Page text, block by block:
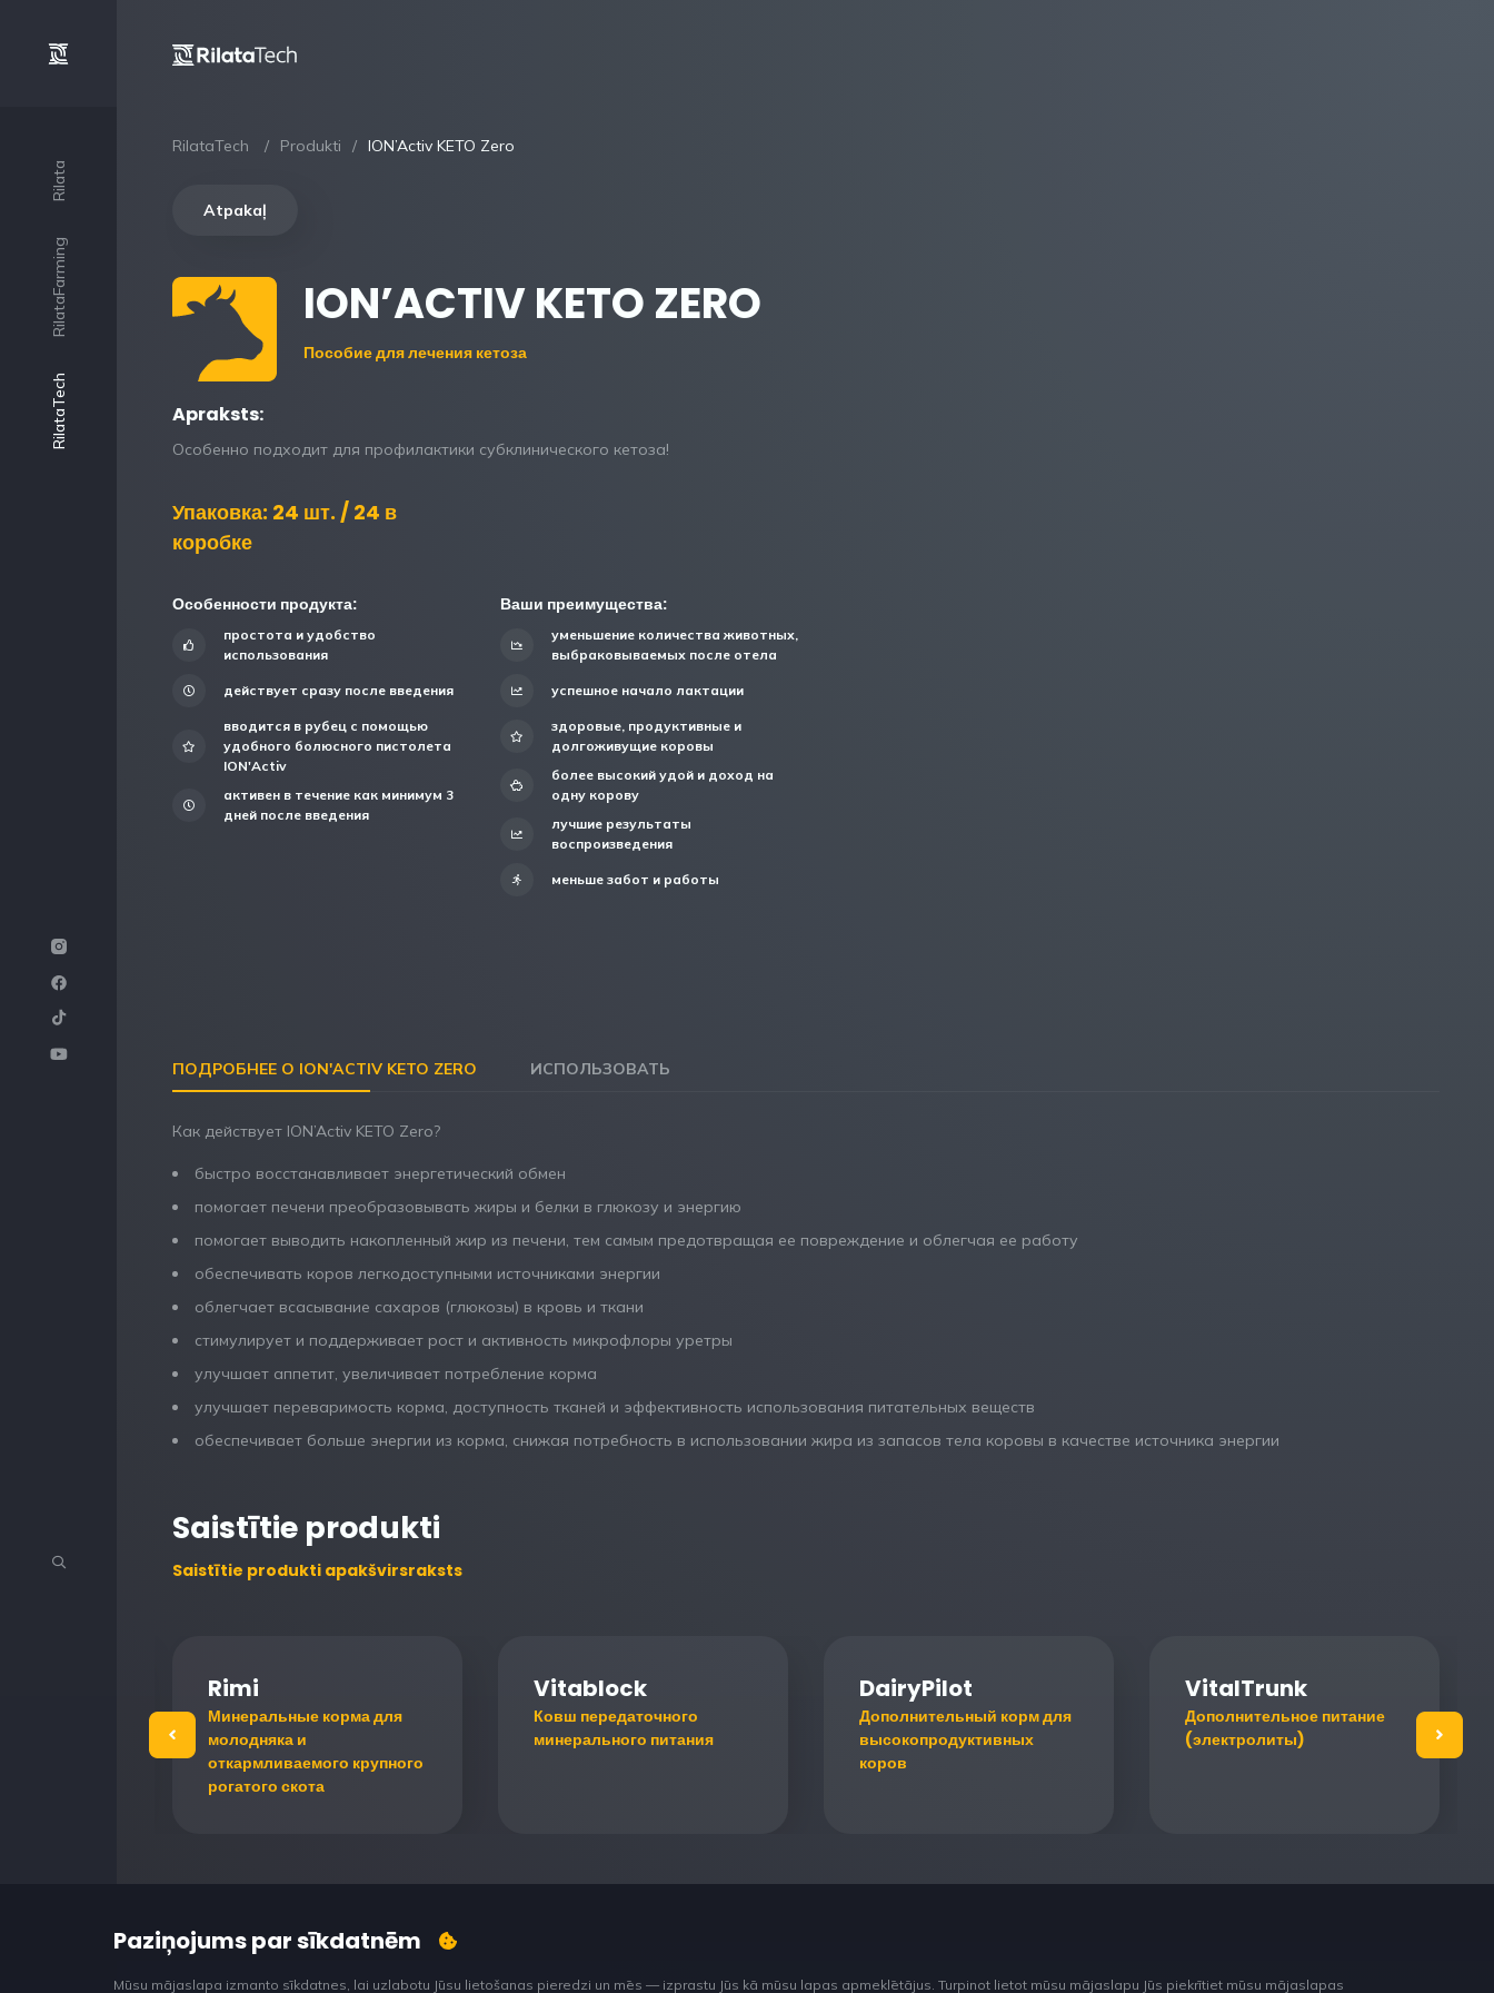
Rilata
RilataFarming
RilataTech
RilataTech Produkti ION’Activ KETO Zero
Atpakaļ
ION’ACTIV KETO ZERO
Пособие для лечения кетоза
Apraksts:
Особенно подходит для профилактики субклинического кетоза!
Упаковка: 24 шт. / 24 в
коробке
Особенности продукта:
простота и удобство
использования
действует сразу после введения
вводится в рубец с помощью
удобного болюсного пистолета
ION'Activ
активен в течение как минимум 3
дней после введения
Ваши преимущества:
уменьшение количества животных,
выбраковываемых после отела
успешное начало лактации
здоровые, продуктивные и
долгоживущие коровы
более высокий удой и доход на
одну корову
лучшие результаты
воспроизведения
меньше забот и работы
ПОДРОБНЕЕ О ION'ACTIV KETO ZERO ИСПОЛЬЗОВАТЬ
Как действует ION’Activ KETO Zero?
быстро восстанавливает энергетический обмен
помогает печени преобразовывать жиры и белки в глюкозу и энергию
помогает выводить накопленный жир из печени, тем самым предотвращая ее повреждение и облегчая ее работу
обеспечивать коров легкодоступными источниками энергии
облегчает всасывание сахаров (глюкозы) в кровь и ткани
стимулирует и поддерживает рост и активность микрофлоры уретры
улучшает аппетит, увеличивает потребление корма
улучшает переваримость корма, доступность тканей и эффективность использования питательных веществ
обеспечивает больше энергии из корма, снижая потребность в использовании жира из запасов тела коровы в качестве источника энергии
Saistītie produkti
Saistītie produkti apakšvirsraksts
Rimi
Минеральные корма для
молодняка и
откармливаемого крупного
рогатого скота
Vitablock
Ковш передаточного
минерального питания
DairyPilot
Дополнительный корм для
высокопродуктивных
коров
VitalTrunk
Дополнительное питание
(электролиты)
Paziņojums par sīkdatnēm
Mūsu mājaslapa izmanto sīkdatnes, lai uzlabotu Jūsu lietošanas pieredzi un mēs — izprastu Jūs kā mūsu lapas apmeklētājus. Turpinot lietot mūsu mājaslapu Jūs piekrītiet mūsu mājaslapas